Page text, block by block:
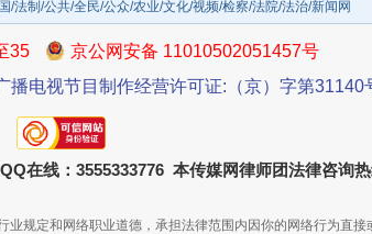
/法制/公共/全民/公众/农业/文化/视频/检察/法院/法治/新闻网
35
京公网安备 11010502051457号
播电视节目制作经营许可证:（京）字第31140
QQ在线：3555333776 本传媒网律师团法律咨询热
规定和网络职业道德，承担法律范围内因你的网络行为直